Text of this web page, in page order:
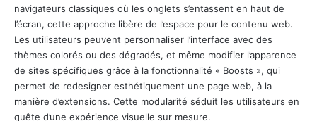
navigateurs classiques où les onglets s’entassent en haut de
l’écran, cette approche libère de l’espace pour le contenu web.
Les utilisateurs peuvent personnaliser l’interface avec des
thèmes colorés ou des dégradés, et même modifier l’apparence
de sites spécifiques grâce à la fonctionnalité « Boosts », qui
permet de redesigner esthétiquement une page web, à la
manière d’extensions. Cette modularité séduit les utilisateurs en
quête d’une expérience visuelle sur mesure.